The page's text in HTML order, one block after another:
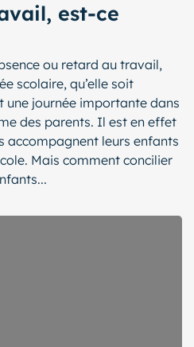
est-ce
ou retard au travail,
scolaire, qu’elle soit
une journée importante dans
des parents. Il est en effet
accompagnent leurs enfants
Mais comment concilier